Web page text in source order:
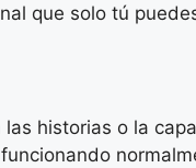
que solo tú
historias o la